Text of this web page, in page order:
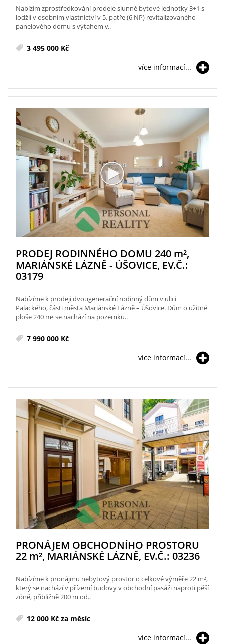
Nabízím zprostředkování prodeje slunné bytové jednotky 3+1 s
lodžií v osobním vlastnictví v 5. patře (6 NP) revitalizovaného
panelového domu s výtahem v..
3 495 000 Kč
více informací...
PRODEJ RODINNÉHO DOMU 240 m²,
MARIÁNSKÉ LÁZNĚ - ÚŠOVICE, EV.Č.:
03179
Nabízíme k prodeji dvougenerační rodinný dům v ulici
Palackého, části města Mariánské Lázně – Úšovice. Dům o užitné
ploše 240 m² se nachází na pozemku..
7 990 000 Kč
více informací...
PRONÁJEM OBCHODNÍHO PROSTORU
22 m², MARIÁNSKÉ LÁZNĚ, EV.Č.: 03236
Nabízíme k pronájmu nebytový prostor o celkové výměře 22 m²,
který se nachází v přízemí budovy v obchodní pasáži naproti pěší
zóně, přibližně 200 m od..
12 000 Kč za měsíc
více informací...